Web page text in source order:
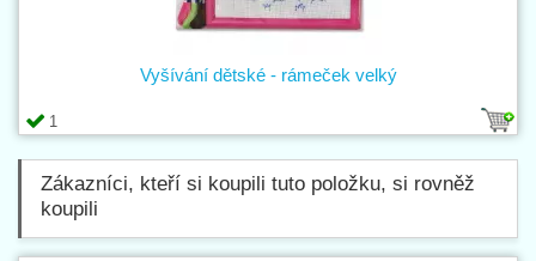
1
Vyšívání dětské - rámeček velký
Zákazníci, kteří si koupili tuto položku, si rovněž
koupili